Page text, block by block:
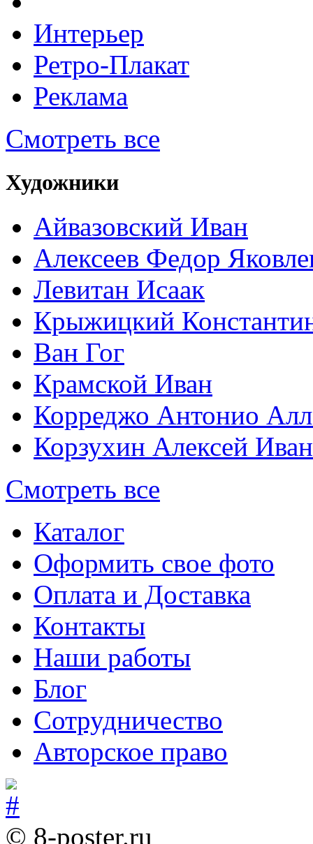
Интерьер
Ретро-Плакат
Реклама
Смотреть все
Художники
Айвазовский Иван
Алексеев Федор
Левитан Исаак
Крыжицкий
Ван Гог
Крамской Иван
Корреджо Антонио
Корзухин Алексей
Смотреть все
Каталог
Оформить свое фото
Оплата и Доставка
Контакты
Наши работы
Блог
Сотрудничество
Авторское право
© 8-poster.ru